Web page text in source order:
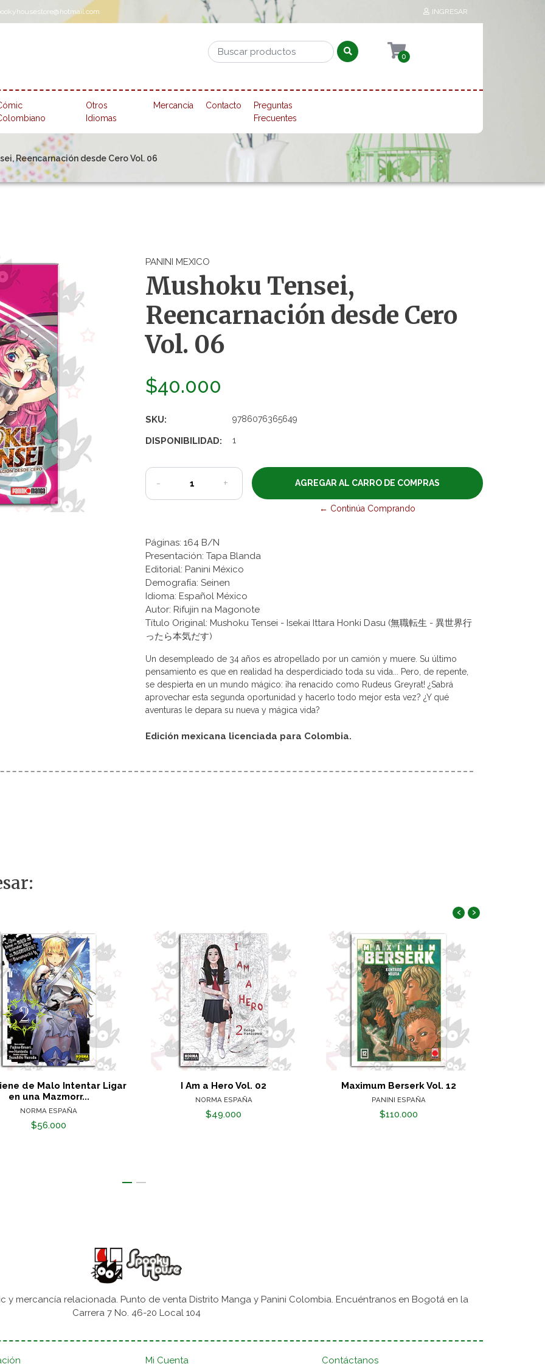
INGRESAR
0
Otros
Idiomas
Mercancía Contacto
Preguntas
Frecuentes
Reencarnación desde Cero Vol. 06
PANINI MEXICO
Mushoku Tensei,
Reencarnación desde Cero
Vol. 06
$40.000
SKU: 9786076365649
DISPONIBILIDAD: 1
- +
← Continúa Comprando
Páginas: 164 B/N
Presentación: Tapa Blanda
Editorial: Panini México
Demografía: Seinen
Idioma: Español México
Autor: Rifujin na Magonote
Título Original: Mushoku Tensei - Isekai Ittara Honki Dasu (無職転生 - 異世界行
ったら本気だす)
Un desempleado de 34 años es atropellado por un camión y muere. Su último
pensamiento es que en realidad ha desperdiciado toda su vida... Pero, de repente,
se despierta en un mundo mágico: ¡ha renacido como Rudeus Greyrat! ¿Sabrá
aprovechar esta segunda oportunidad y hacerlo todo mejor esta vez? ¿Y qué
aventuras le depara su nueva y mágica vida?
Edición mexicana licenciada para Colombia.
de Malo Intentar Ligar
en una Mazmorr...
NORMA ESPAÑA
$56.000
I Am a Hero Vol. 02
NORMA ESPAÑA
$49.000
Maximum Berserk Vol. 12
PANINI ESPAÑA
$110.000
‹ ›
y mercancía relacionada. Punto de venta Distrito Manga y Panini Colombia. Encuéntranos en Bogotá en la
Carrera 7 No. 46-20 Local 104
Mi Cuenta Contáctanos